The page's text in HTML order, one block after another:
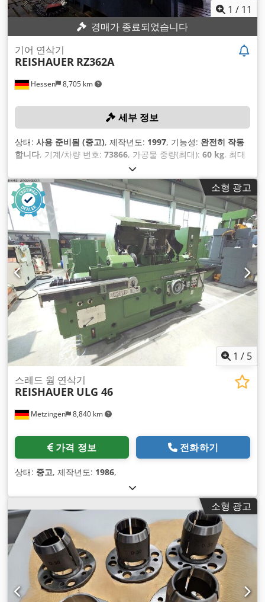
1 / 11
경매가 종료되었습니다
Hessen 8,705 km
기어 연삭기
REISHAUER RZ362A
세부 정보
상태: 사용 준비됨 (중고), 제작년도: 1997, 기능성: 완전히 작동
합니다, 기계/차량 번호: 73866, 가공물 중량(최대): 60 kg, 최대
, 총중량:5,000 kg
소형 광고
1 / 5
Metzingen 8,840 km
스레드 웜 연삭기
REISHAUER ULG 46
가격 정보 전화하기
상태: 중고, 제작년도: 1986,
소형 광고